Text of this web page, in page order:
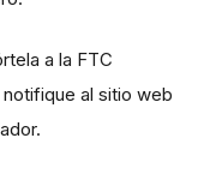
a la FTC
al sitio web